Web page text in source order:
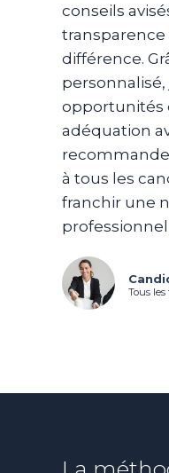
conseils
différence.
personnalisé,
opportunités
adéquation
à tous les
franchir une
Tous